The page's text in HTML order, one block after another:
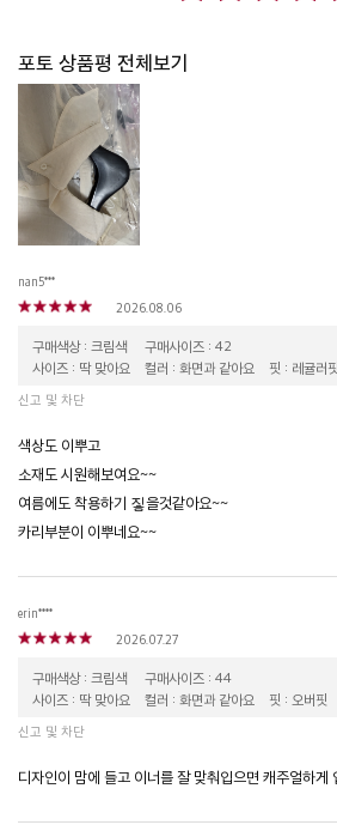
포토 상품평 전체보기
nan5***
2026.08.06
구매색상 : 크림색
구매사이즈 : 42
사이즈 : 딱 맞아요
컬러 : 화면과 같아요 핏 : 레귤러핏
신고 및 차단
색상도 이뿌고
소재도 시원해보여요~~
여름에도 착용하기 짛을것같아요~~
카리부분이 이뿌네요~~
erin****
2026.07.27
구매색상 : 크림색
구매사이즈 : 44
사이즈 : 딱 맞아요
컬러 : 화면과 같아요 핏 : 오버핏
신고 및 차단
디자인이 맘에 들고 이너를 잘 맞춰입으면 캐주얼하게